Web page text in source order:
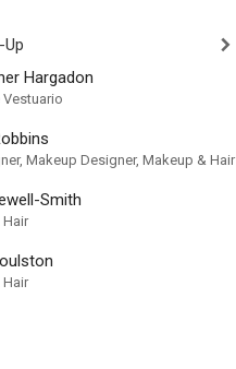
Hargadon
Makeup Designer, Makeup & Hair
Smith